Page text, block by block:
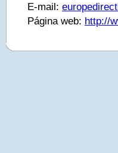
E-mail:
Página web: http://